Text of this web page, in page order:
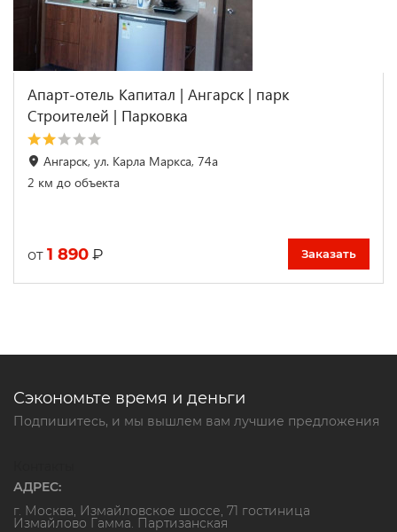
Апарт-отель Капитал | Ангарск | парк
Строителей | Парковка
Ангарск, ул. Карла Маркса, 74а
2 км до объекта
от 1 890 ₽ Заказать
Сэкономьте время и деньги
Подпишитесь, и мы вышлем вам лучшие предложения
АДРЕС:
г. Москва, Измайловское шоссе, 71 гостиница
Измайлово Гамма. Партизанская